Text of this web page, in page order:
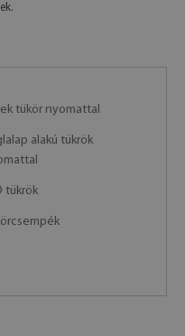
tükör nyomattal
alakú tükrök
tükrök